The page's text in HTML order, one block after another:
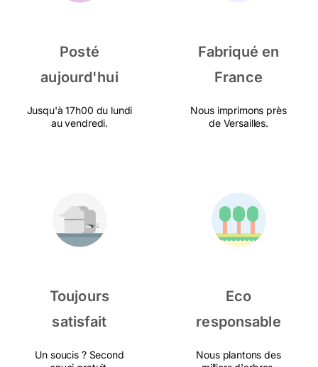
Posté
aujourd'hui
Jusqu'à 17h00 du lundi
au vendredi.
Fabriqué en
France
Nous imprimons près
de Versailles.
Toujours
satisfait
Un soucis ? Second
Eco
responsable
Nous plantons des